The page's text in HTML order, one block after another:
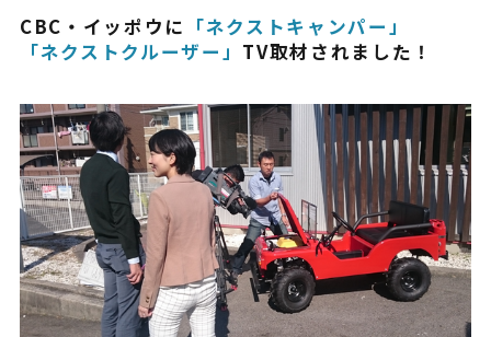
別途
¥225,454 （税込¥248,000）
詳細を見る
近くの店舗を見る
購入する
CBC・イッポウに 「ネクストキャンパー」
「ネクストクルーザー」 TV取材されました！